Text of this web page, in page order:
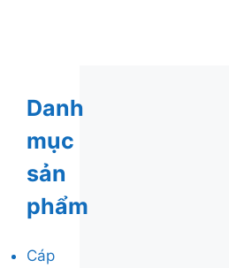
Danh
mục
sản
phẩm
Cáp